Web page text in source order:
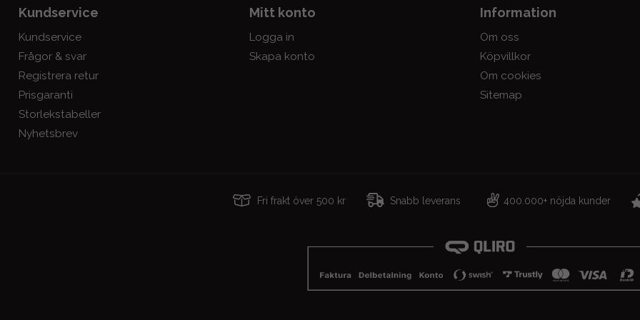
Kundservice
Kundservice
Frågor & svar
Registrera retur
Prisgaranti
Storlekstabeller
Nyhetsbrev
Mitt konto
Logga in
Skapa konto
Information
Om oss
Köpvillkor
Om cookies
Sitemap
Fri frakt över 500 kr Snabb leverans 400.000+ nöjda kunder